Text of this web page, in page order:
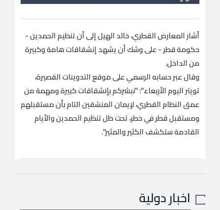
أشار المعارض القطري، خالد الهيل إلى أن تنظيم الحمدين -
حكومة قطر - على وشك أن يشهد إنشقاقات هامة وكبيرة
من الداخل.
وقال عبر حسابه الرسمي على موقع التدوينات القصيرة،
تويتر اليوم الأربعاء": "نبشركم بإنشقاقات كبيرة ومهمة من
عمق النظام القطري، لإيمان المنشقين التام بأن مستقبلهم
ومستقبل قطر في خطر، تحت ظل تنظيم الحمدين والأيام
القادمة ستكشف الكثير والمثير".
اخبار دولية